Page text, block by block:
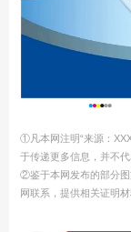
①凡本网注明“来源：
于传递更多信息，并不
②鉴于本网发布的部分图
网联系，提供相关证明